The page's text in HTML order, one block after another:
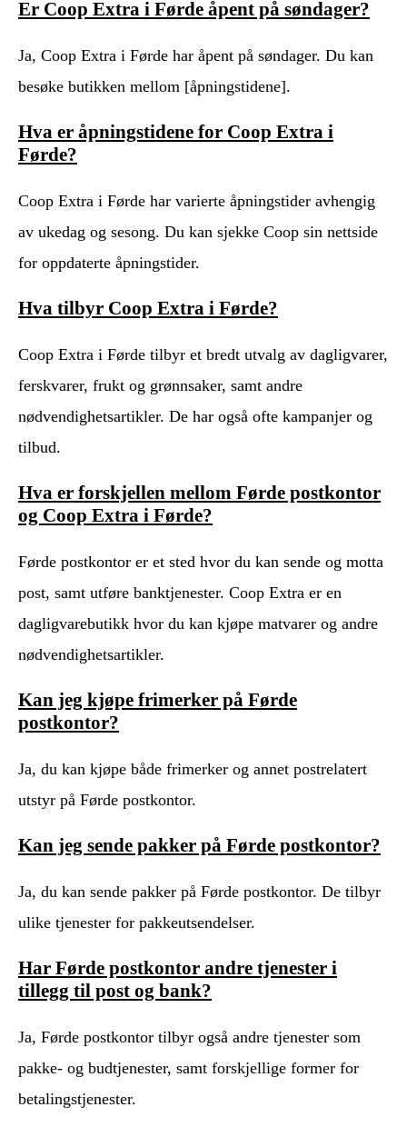
Er Coop Extra i Førde åpent på søndager?
Ja, Coop Extra i Førde har åpent på søndager. Du kan
besøke butikken mellom [åpningstidene].
Hva er åpningstidene for Coop Extra i
Førde?
Coop Extra i Førde har varierte åpningstider avhengig
av ukedag og sesong. Du kan sjekke Coop sin nettside
for oppdaterte åpningstider.
Hva tilbyr Coop Extra i Førde?
Coop Extra i Førde tilbyr et bredt utvalg av dagligvarer,
ferskvarer, frukt og grønnsaker, samt andre
nødvendighetsartikler. De har også ofte kampanjer og
tilbud.
Hva er forskjellen mellom Førde postkontor
og Coop Extra i Førde?
Førde postkontor er et sted hvor du kan sende og motta
post, samt utføre banktjenester. Coop Extra er en
dagligvarebutikk hvor du kan kjøpe matvarer og andre
nødvendighetsartikler.
Kan jeg kjøpe frimerker på Førde
postkontor?
Ja, du kan kjøpe både frimerker og annet postrelatert
utstyr på Førde postkontor.
Kan jeg sende pakker på Førde postkontor?
Ja, du kan sende pakker på Førde postkontor. De tilbyr
ulike tjenester for pakkeutsendelser.
Har Førde postkontor andre tjenester i
tillegg til post og bank?
Ja, Førde postkontor tilbyr også andre tjenester som
pakke- og budtjenester, samt forskjellige former for
betalingstjenester.